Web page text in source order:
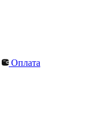
Оплата